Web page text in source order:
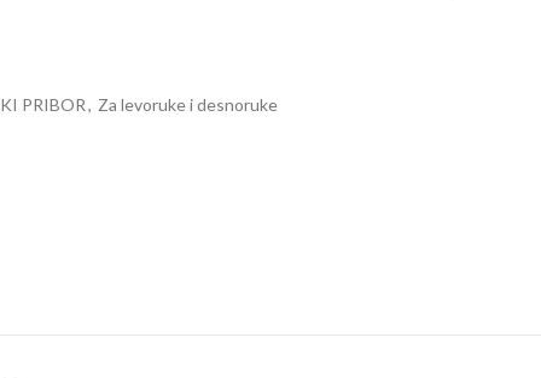
PRIBOR, Za levoruke i desnoruke